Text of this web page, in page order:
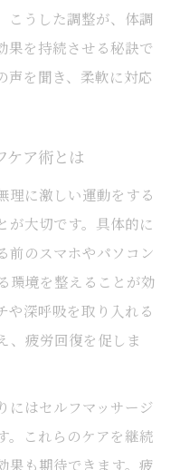
こうした調整が、体調
果を持続させる秘訣で
声を聞き、柔軟に対応
ケア術とは
理に激しい運動をする
が大切です。具体的に
前のスマホやパソコン
環境を整えることが効
や深呼吸を取り入れる
、疲労回復を促しま
にはセルフマッサージ
。これらのケアを継続
果も期待できます。疲